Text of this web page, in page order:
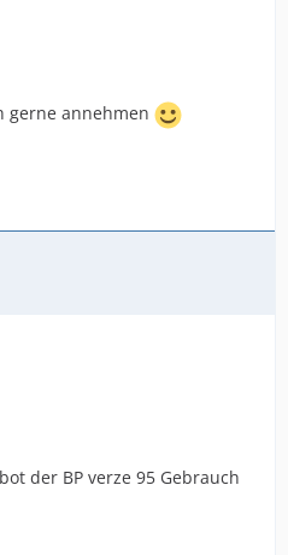
gerne annehmen
der BP verze 95 Gebrauch